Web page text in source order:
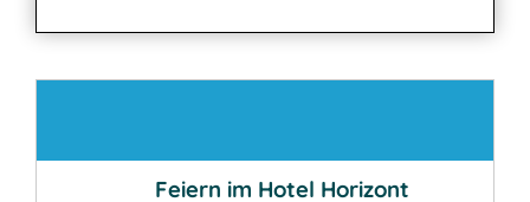
Feiern im Hotel Horizont